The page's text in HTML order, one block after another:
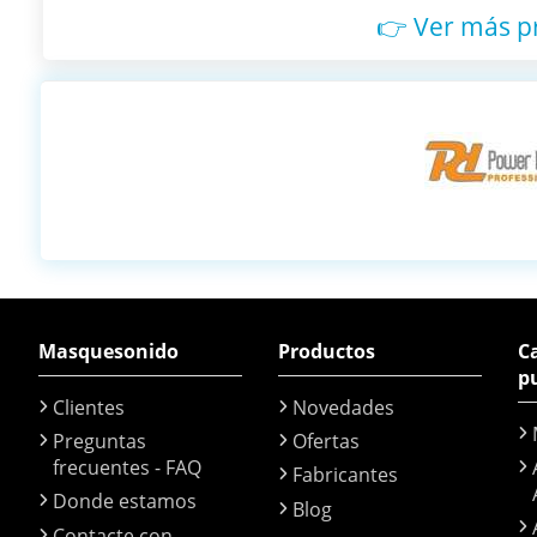
👉 Ver más
Masquesonido
Clientes
Preguntas
frecuentes - FAQ
Donde estamos
Productos
Novedades
Ofertas
Fabricantes
Blog